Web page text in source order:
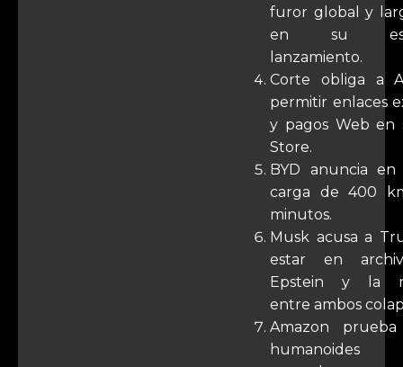
furor global y
en su
lanzamiento.
Corte obliga a
permitir enlaces
y pagos Web en
Store.
BYD anuncia en
carga de 400
minutos.
Musk acusa a
estar en
Epstein y la
entre ambos
Amazon